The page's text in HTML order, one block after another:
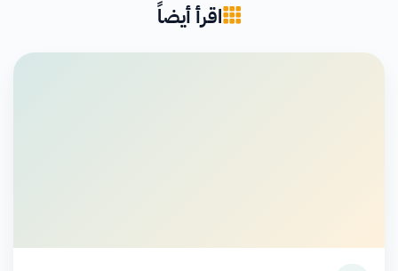
اقرأ أيضاً